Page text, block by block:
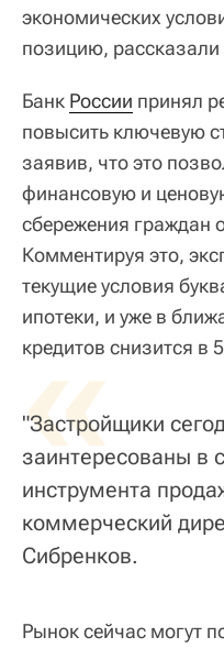
экономических
позицию,
Банк России принял
повысить ключевую
заявив, что это
финансовую и
сбережения граждан
Комментируя это,
текущие условия
ипотеки, и уже в
кредитов снизится в
«
"Застройщики
заинтересованы в
инструмента
коммерческий
Сибренков.
Рынок сейчас могут